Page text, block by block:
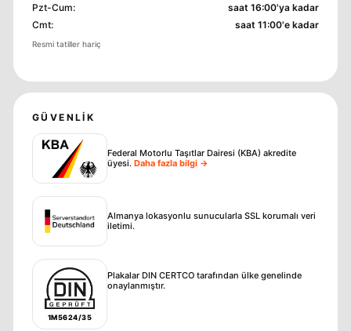
Pzt-Cum:
saat 16:00'ya kadar
Cmt: saat 11:00'e kadar
Resmi tatiller hariç
GÜVENLIK
Federal Motorlu Taşıtlar Dairesi (KBA) akredite
üyesi. Daha fazla bilgi →
Almanya lokasyonlu sunucularla SSL korumalı veri
iletimi.
1M5624/35
Plakalar DIN CERTCO tarafından ülke genelinde
onaylanmıştır.